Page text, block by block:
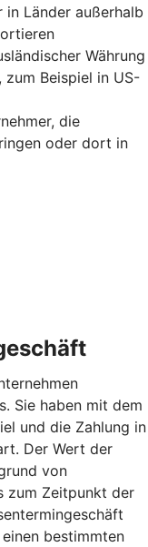
in Länder außerhalb
Währung
zum Beispiel in US-
die
oder dort in
Sie haben mit dem
und die Zahlung in
Der Wert der
von
zum Zeitpunkt der
bestimmten